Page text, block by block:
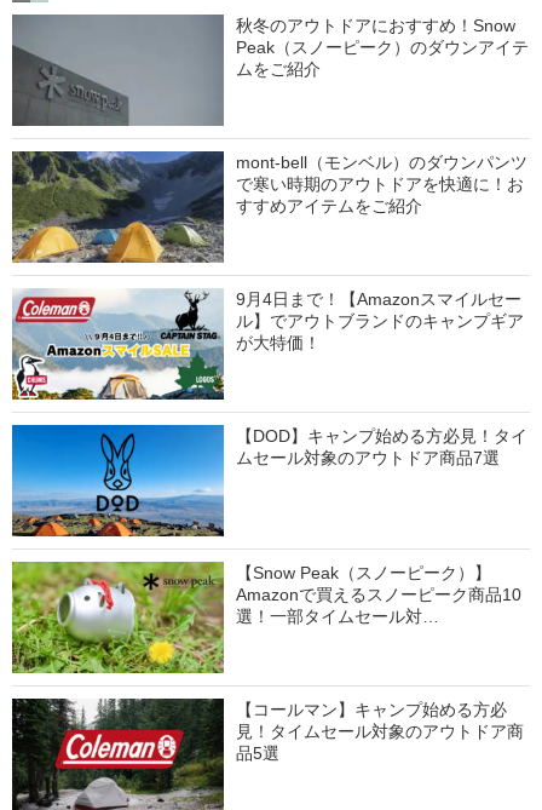
秋冬のアウトドアにおすすめ！Snow
Peak（スノーピーク）のダウンアイテ
ムをご紹介
mont-bell（モンベル）のダウンパンツ
で寒い時期のアウトドアを快適に！お
すすめアイテムをご紹介
9月4日まで！【Amazonスマイルセー
ル】でアウトブランドのキャンプギア
が大特価！
【DOD】キャンプ始める方必見！タイ
ムセール対象のアウトドア商品7選
【Snow Peak（スノーピーク）】
Amazonで買えるスノーピーク商品10
選！一部タイムセール対…
【コールマン】キャンプ始める方必
見！タイムセール対象のアウトドア商
品5選